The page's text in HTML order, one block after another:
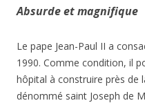
Absurde et magnifique
Le pape Jean-Paul II a
1990. Comme condition, il
hôpital à construire près de
dénommé saint Joseph de